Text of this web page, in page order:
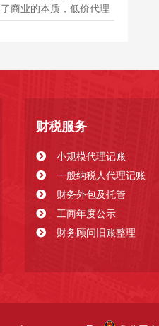
商业的本质，低价代理
场价的价格 他们如何获
场上代理记账的...
财税服务
小规模代理记账
一般纳税人代理记账
财务外包及托管
工商年度公示
财务顾问旧账整理